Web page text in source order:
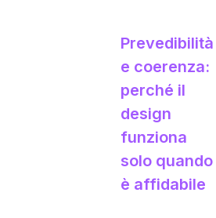
Prevedibilità
e coerenza:
perché il
design
funziona
solo quando
è affidabile